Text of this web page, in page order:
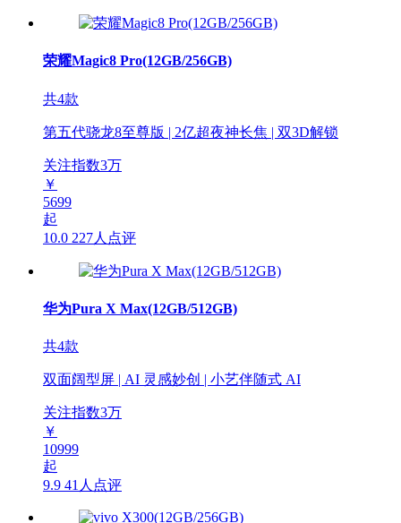
荣耀Magic8 Pro(12GB/256GB)
共4款
第五代骁龙8至尊版 | 2亿超夜神长焦 | 双3D解锁
关注指数3万
￥
5699
起
10.0 227人点评
华为Pura X Max(12GB/512GB)
共4款
双面阔型屏 | AI 灵感妙创 | 小艺伴随式 AI
关注指数3万
￥
10999
起
9.9 41人点评